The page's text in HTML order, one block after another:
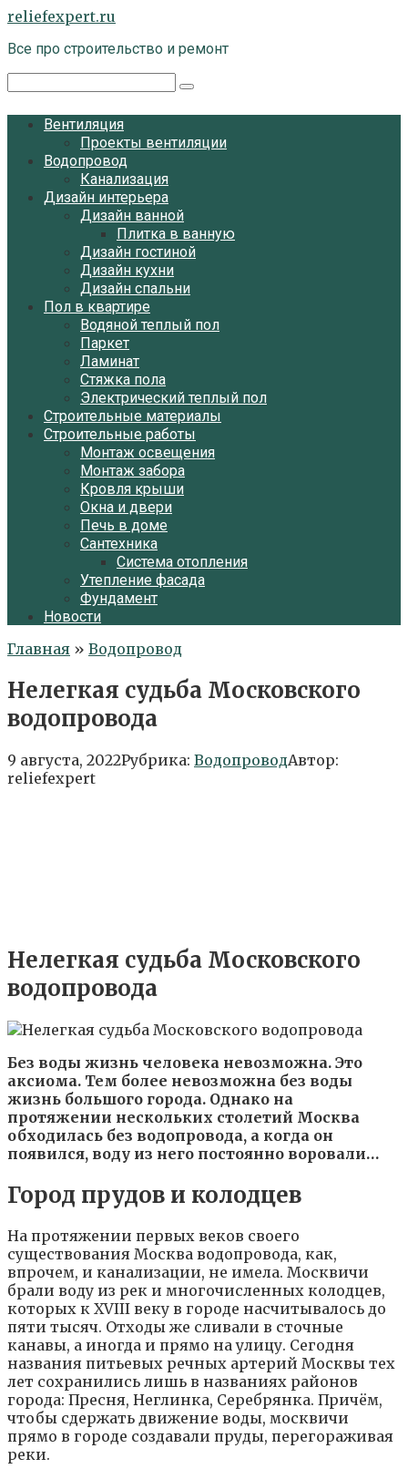
Перейти
контенту
reliefexpert.ru
Все про строительство и ремонт
Вентиляция
Проекты вентиляции
Водопровод
Канализация
Дизайн интерьера
Дизайн ванной
Плитка в ванную
Дизайн гостиной
Дизайн кухни
Дизайн спальни
Пол в квартире
Водяной теплый пол
Паркет
Ламинат
Стяжка пола
Электрический теплый пол
Строительные материалы
Строительные работы
Монтаж освещения
Монтаж забора
Кровля крыши
Окна и двери
Печь в доме
Сантехника
Система отопления
Утепление фасада
Фундамент
Новости
Главная » Водопровод
Нелегкая судьба Московского
водопровода
9 августа, 2022Рубрика: ВодопроводАвтор:
reliefexpert
Нелегкая судьба Московского
водопровода
Без воды жизнь человека невозможна. Это
аксиома. Тем более невозможна без воды
жизнь большого города. Однако на
протяжении нескольких столетий Москва
обходилась без водопровода, а когда он
появился, воду из него постоянно воровали…
Город прудов и колодцев
На протяжении первых веков своего
существования Москва водопровода, как,
впрочем, и канализации, не имела. Москвичи
брали воду из рек и многочисленных колодцев,
которых к XVIII веку в городе насчитывалось до
пяти тысяч. Отходы же сливали в сточные
канавы, а иногда и прямо на улицу. Сегодня
названия питьевых речных артерий Москвы тех
лет сохранились лишь в названиях районов
города: Пресня, Неглинка, Серебрянка. Причём,
чтобы сдержать движение воды, москвичи
прямо в городе создавали пруды, перегораживая
реки.